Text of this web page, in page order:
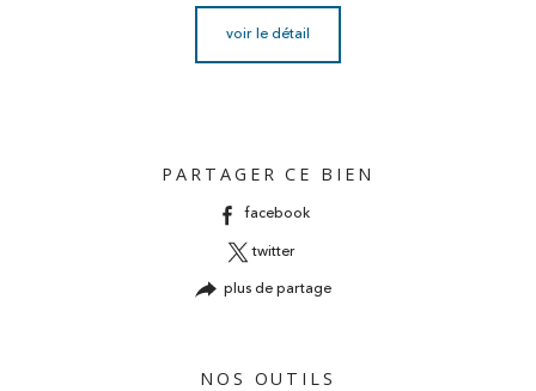
voir le détail
PARTAGER CE BIEN
facebook
twitter
plus de partage
NOS OUTILS